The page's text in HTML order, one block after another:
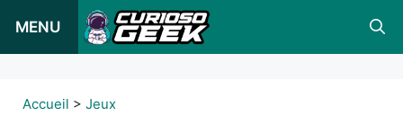
MENU
Accueil > Jeux